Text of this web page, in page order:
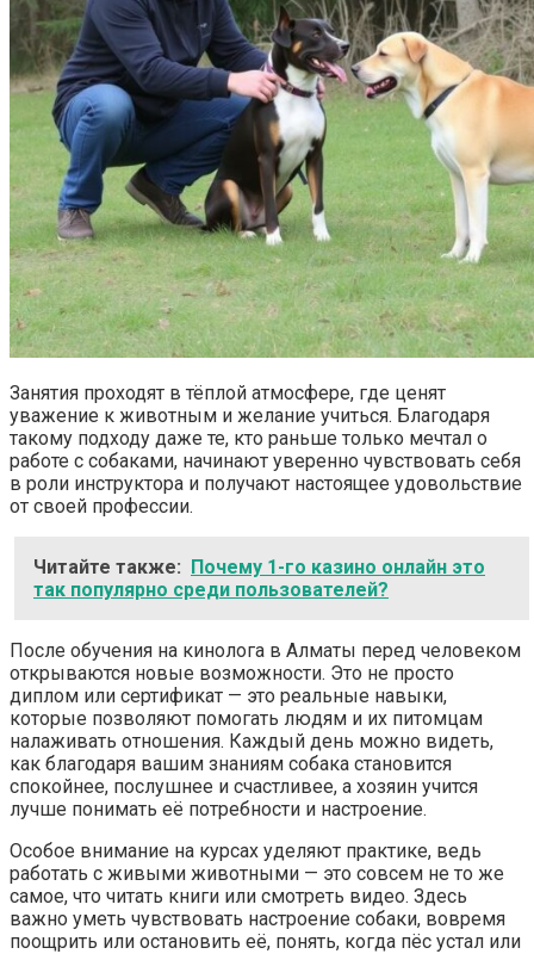
Занятия проходят в тёплой атмосфере, где ценят
уважение к животным и желание учиться. Благодаря
такому подходу даже те, кто раньше только мечтал о
работе с собаками, начинают уверенно чувствовать себя
в роли инструктора и получают настоящее удовольствие
от своей профессии.
Читайте также:
Почему 1-го казино онлайн это
так популярно среди пользователей?
После обучения на кинолога в Алматы перед человеком
открываются новые возможности. Это не просто
диплом или сертификат — это реальные навыки,
которые позволяют помогать людям и их питомцам
налаживать отношения. Каждый день можно видеть,
как благодаря вашим знаниям собака становится
спокойнее, послушнее и счастливее, а хозяин учится
лучше понимать её потребности и настроение.
Особое внимание на курсах уделяют практике, ведь
работать с живыми животными — это совсем не то же
самое, что читать книги или смотреть видео. Здесь
важно уметь чувствовать настроение собаки, вовремя
поощрить или остановить её, понять, когда пёс устал или